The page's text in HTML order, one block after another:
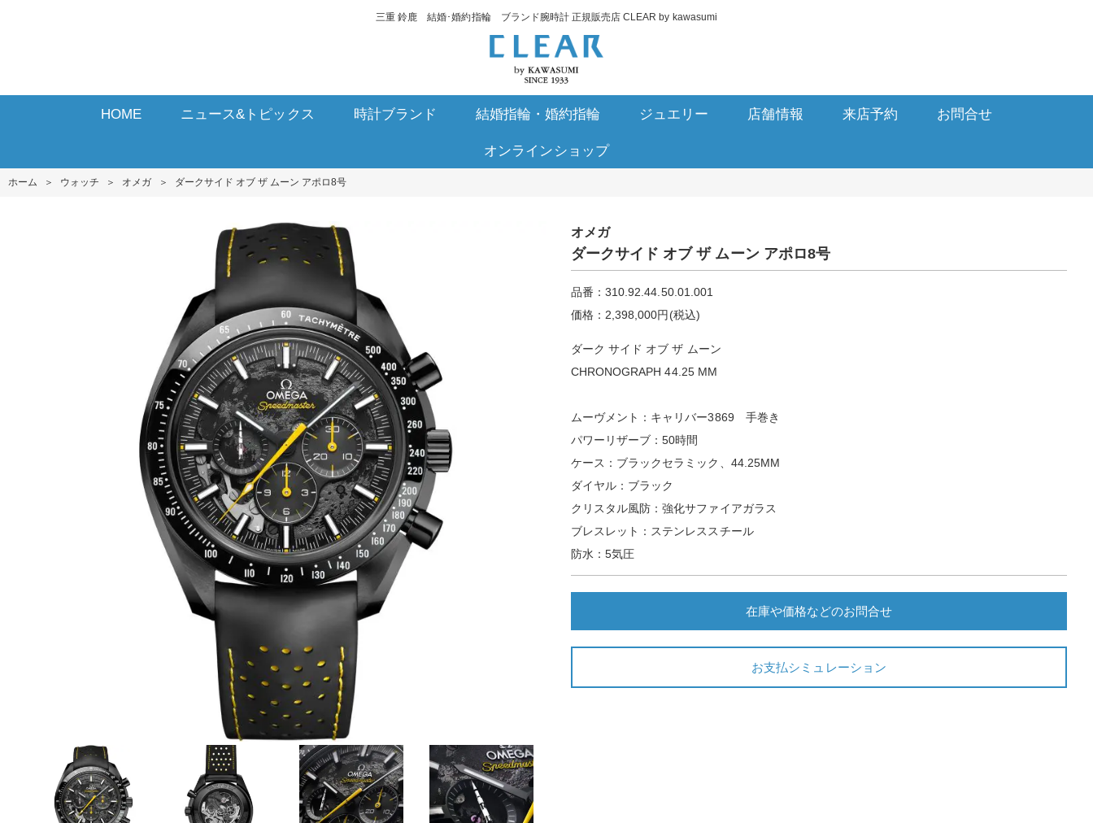
三重 鈴鹿 結婚･婚約指輪 ブランド腕時計 正規販売店 CLEAR by kawasumi
HOME ニュース&トピックス 時計ブランド 結婚指輪・婚約指輪 ジュエリー 店舗情報 来店予約 お問合せ
オンラインショップ
ホーム ＞ ウォッチ ＞ オメガ ＞ ダークサイド オブ ザ ムーン アポロ8 号
オメガ
ダークサイド オブ ザ ムーン アポロ8 号
品番：310.92.44.50.01.001
価格：2,398,000円(税込)
ダーク サイド オブ ザ ムー ン
CHRONOGRAPH 44.25 M M
ムーヴメント：キャリバー3869 手巻き
パワーリザーブ：50時間
ケース：ブラックセラミック、44.25MM
ダイヤル：ブラック
クリスタル風防：強化サファイアガラス
ブレスレット：ステンレススチール
防水：5気圧
在庫や価格などのお問合せ
お支払シミュレーション